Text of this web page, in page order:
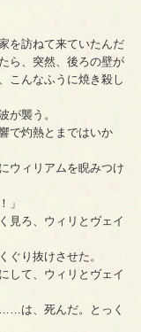
を訪ねて来ていたんだ
ら、突然、後ろの壁が
こんなふうに焼き殺し
が襲う。
で灼熱とまではいか
ウィリアムを睨みつけ
」
見ろ、ウィリとヴェイ
り抜けさせた。
して、ウィリとヴェイ
は、死んだ。とっく